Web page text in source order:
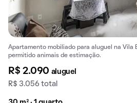
Apartamento mobiliado para aluguel na Vila
permitido animais de estimação.
R$ 2.090 aluguel
R$ 3.056 total